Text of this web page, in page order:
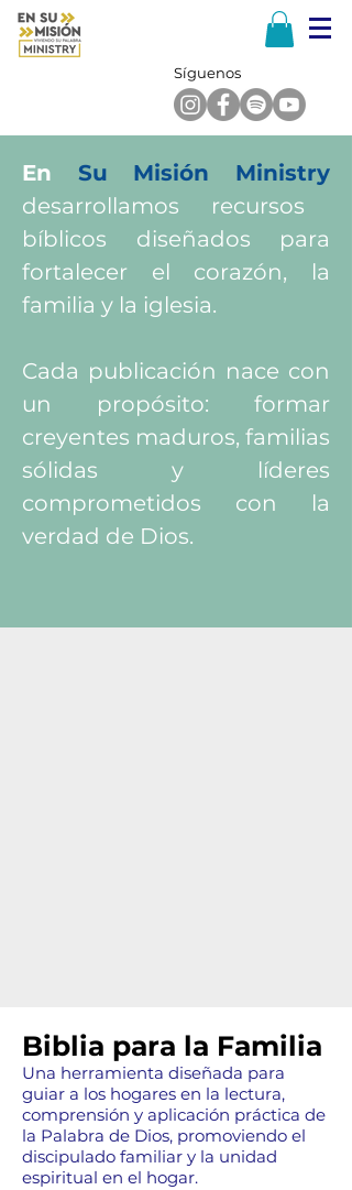
Síguenos
En Su Misión Ministry
desarrollamos recursos
bíblicos diseñados para
fortalecer el corazón, la
familia y la iglesia.
Cada publicación nace con
un propósito: formar
creyentes maduros, familias
sólidas y líderes
comprometidos con la
verdad de Dios.
Biblia para la Familia
Una herramienta diseñada para
guiar a los hogares en la lectura,
comprensión y aplicación práctica de
la Palabra de Dios, promoviendo el
discipulado familiar y la unidad
espiritual en el hogar.